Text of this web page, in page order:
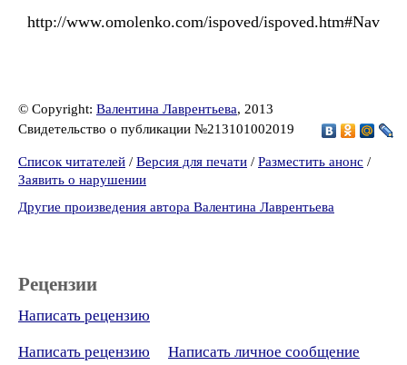
http://www.omolenko.com/ispoved/ispoved.htm#Nav
© Copyright: Валентина Лаврентьева, 2013
Свидетельство о публикации №213101002019
Список читателей / Версия для печати / Разместить анонс /
Заявить о нарушении
Другие произведения автора Валентина Лаврентьева
Рецензии
Написать рецензию
Написать рецензию
Написать личное сообщение